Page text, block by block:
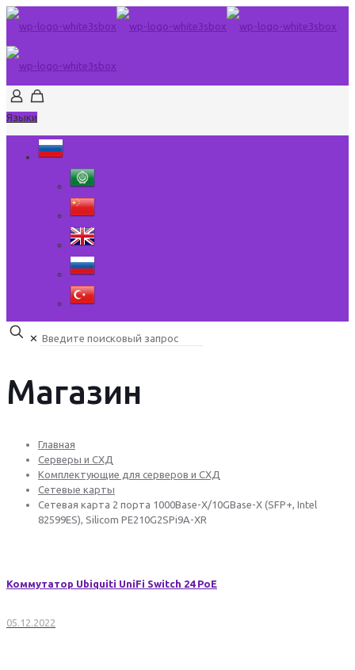
Языки
✕
Магазин
Главная
Серверы и СХД
Комплектующие для серверов и СХД
Сетевые карты
Сетевая карта 2 порта 1000Base-X/10GBase-X (SFP+, Intel
82599ES), Silicom PE210G2SPi9A-XR
Коммутатор Ubiquiti UniFi Switch 24 PoE
05.12.2022